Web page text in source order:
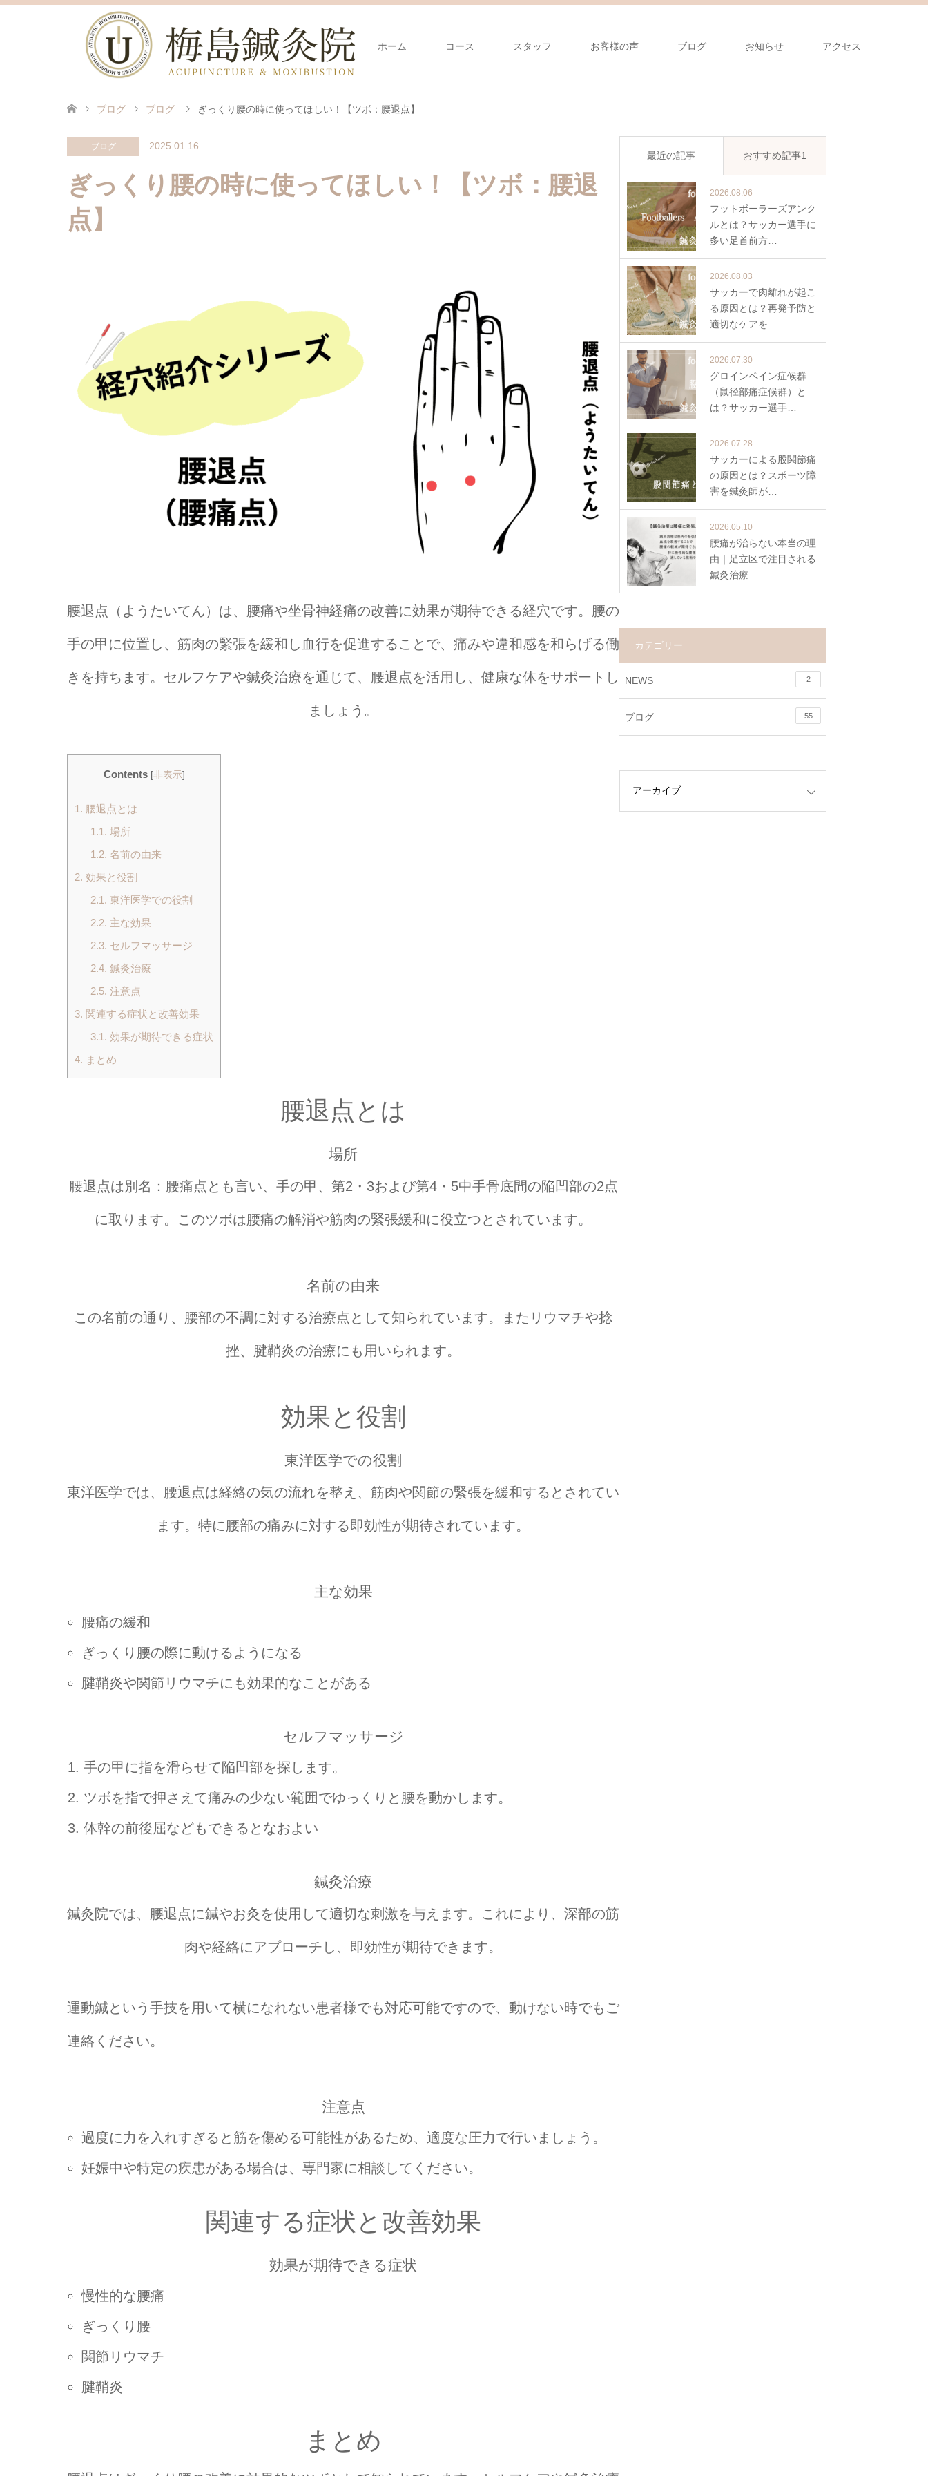
ホーム コース スタッフ お客様の声 ブログ お知らせ アクセス
ブログ ブログ ぎっくり腰の時に使ってほしい！【ツボ：腰退点】
ブログ 2025.01.16
ぎっくり腰の時に使ってほしい！【ツボ：腰退
点】
腰退点（ようたいてん）は、腰痛や坐骨神経痛の改善に効果が期待できる経穴です。腰の
手の甲に位置し、筋肉の緊張を緩和し血行を促進することで、痛みや違和感を和らげる働
きを持ちます。セルフケアや鍼灸治療を通じて、腰退点を活用し、健康な体をサポートし
ましょう。
Contents [非表示]
1. 腰退点とは
1.1. 場所
1.2. 名前の由来
2. 効果と役割
2.1. 東洋医学での役割
2.2. 主な効果
2.3. セルフマッサージ
2.4. 鍼灸治療
2.5. 注意点
3. 関連する症状と改善効果
3.1. 効果が期待できる症状
4. まとめ
腰退点とは
場所
腰退点は別名：腰痛点とも言い、手の甲、第2・3および第4・5中手骨底間の陥凹部の2点
に取ります。このツボは腰痛の解消や筋肉の緊張緩和に役立つとされています。
名前の由来
この名前の通り、腰部の不調に対する治療点として知られています。またリウマチや捻
挫、腱鞘炎の治療にも用いられます。
効果と役割
東洋医学での役割
東洋医学では、腰退点は経絡の気の流れを整え、筋肉や関節の緊張を緩和するとされてい
ます。特に腰部の痛みに対する即効性が期待されています。
主な効果
腰痛の緩和
ぎっくり腰の際に動けるようになる
腱鞘炎や関節リウマチにも効果的なことがある
セルフマッサージ
手の甲に指を滑らせて陥凹部を探します。
ツボを指で押さえて痛みの少ない範囲でゆっくりと腰を動かします。
体幹の前後屈などもできるとなおよい
鍼灸治療
鍼灸院では、腰退点に鍼やお灸を使用して適切な刺激を与えます。これにより、深部の筋
肉や経絡にアプローチし、即効性が期待できます。
運動鍼という手技を用いて横になれない患者様でも対応可能ですので、動けない時でもご
連絡ください。
注意点
過度に力を入れすぎると筋を傷める可能性があるため、適度な圧力で行いましょう。
妊娠中や特定の疾患がある場合は、専門家に相談してください。
関連する症状と改善効果
効果が期待できる症状
慢性的な腰痛
ぎっくり腰
関節リウマチ
腱鞘炎
まとめ
最近の記事 おすすめ記事1
2026.08.06
フットボーラーズアンク
ルとは？サッカー選手に
多い足首前方…
2026.08.03
サッカーで肉離れが起こ
る原因とは？再発予防と
適切なケアを…
2026.07.30
グロインペイン症候群
（鼠径部痛症候群）と
は？サッカー選手…
2026.07.28
サッカーによる股関節痛
の原因とは？スポーツ障
害を鍼灸師が…
2026.05.10
腰痛が治らない本当の理
由｜足立区で注目される
鍼灸治療
カテゴリー
NEWS 2
ブログ 55